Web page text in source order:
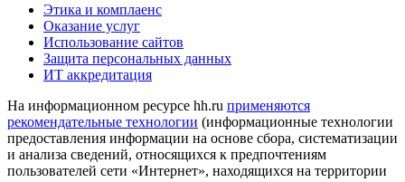
Этика и комплаенс
Оказание услуг
Использование сайтов
Защита персональных данных
ИТ аккредитация
На информационном ресурсе hh.ru применяются
рекомендательные технологии (информационные технологии
предоставления информации на основе сбора, систематизации
и анализа сведений, относящихся к предпочтениям
пользователей сети «Интернет», находящихся на территории